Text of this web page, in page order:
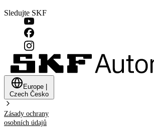
Sledujte SKF
Europe
Czech Česko
Zásady ochrany
osobních údajů